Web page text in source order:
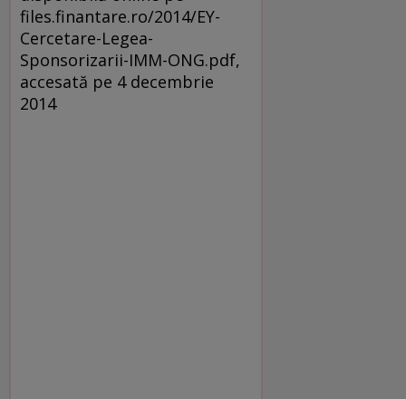
files.finantare.ro/2014/EY-
Cercetare-Legea-
Sponsorizarii-IMM-ONG.pdf,
accesată pe 4 decembrie
2014